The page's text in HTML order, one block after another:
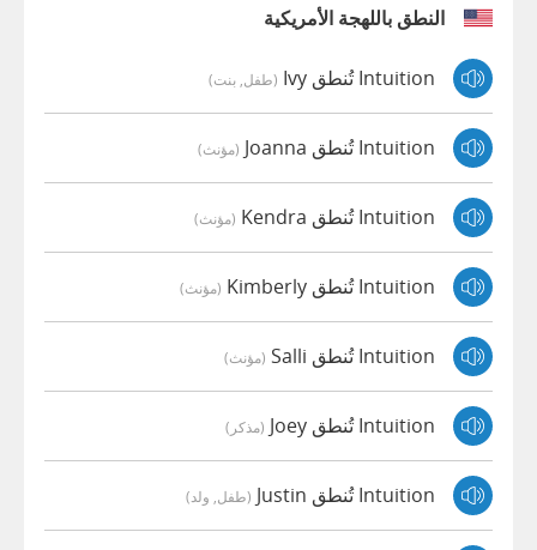
النطق باللهجة الأمريكية
Intuition تُنطق Ivy (طفل, بنت)
Intuition تُنطق Joanna (مؤنث)
Intuition تُنطق Kendra (مؤنث)
Intuition تُنطق Kimberly (مؤنث)
Intuition تُنطق Salli (مؤنث)
Intuition تُنطق Joey (مذكر)
Intuition تُنطق Justin (طفل, ولد)